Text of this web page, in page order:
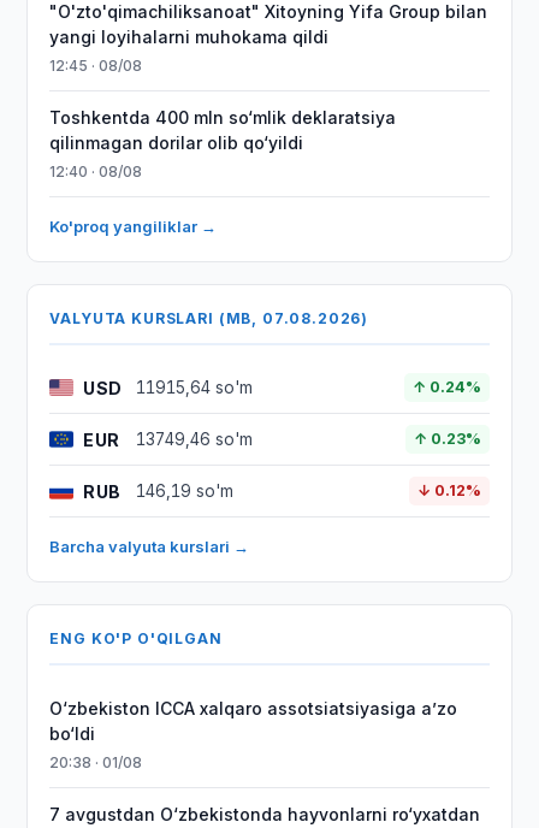
"O'zto'qimachiliksanoat" Xitoyning Yifa Group bilan
yangi loyihalarni muhokama qildi
12:45 · 08/08
Toshkentda 400 mln so‘mlik deklaratsiya
qilinmagan dorilar olib qo‘yildi
12:40 · 08/08
Ko'proq yangiliklar →
VALYUTA KURSLARI (MB, 07.08.2026)
USD 11915,64 so'm ↑ 0.24%
EUR 13749,46 so'm ↑ 0.23%
RUB 146,19 so'm ↓ 0.12%
Barcha valyuta kurslari →
ENG KO'P O'QILGAN
O‘zbekiston ICCA xalqaro assotsiatsiyasiga aʼzo
bo‘ldi
20:38 · 01/08
7 avgustdan O‘zbekistonda hayvonlarni ro‘yxatdan